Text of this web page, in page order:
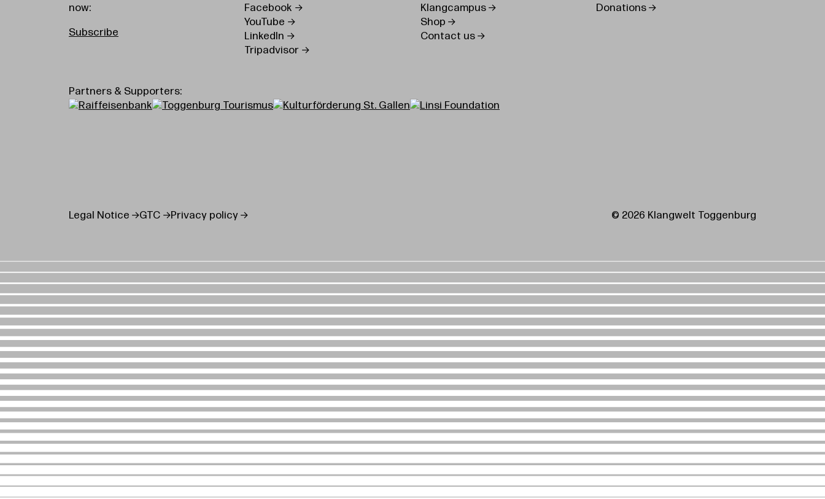
now:
Subscribe
Facebook
YouTube
LinkedIn
Tripadvisor
Klangcampus
Shop
Contact us
Donations
Partners & Supporters:
Legal Notice GTC Privacy policy © 2026 Klangwelt Toggenburg